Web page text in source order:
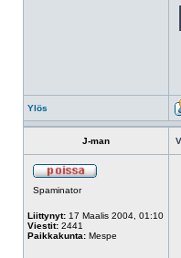
Ylös
J-man
Spaminator
Liittynyt: 17 Maalis 2004, 01:10
Viestit: 2441
Paikkakunta: Mespe